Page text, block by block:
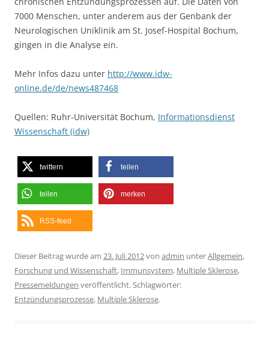
7000 Menschen, unter anderem aus der Genbank der
Neurologischen Uniklinik am St. Josef-Hospital Bochum,
gingen in die Analyse ein.
Mehr Infos dazu unter http://www.idw-
online.de/de/news487468
Quellen: Ruhr-Universität Bochum, Informationsdienst
Wissenschaft (idw)
twittern teilen
teilen merken
RSS-feed
Dieser Beitrag wurde am 23. Juli 2012von admin unterAllgemein,
Forschung und Wissenschaft, Immunsystem, Multiple Sklerose,
Pressemeldungen veröffentlicht. Schlagwörter:
Entzündungsprozesse, Multiple Sklerose.